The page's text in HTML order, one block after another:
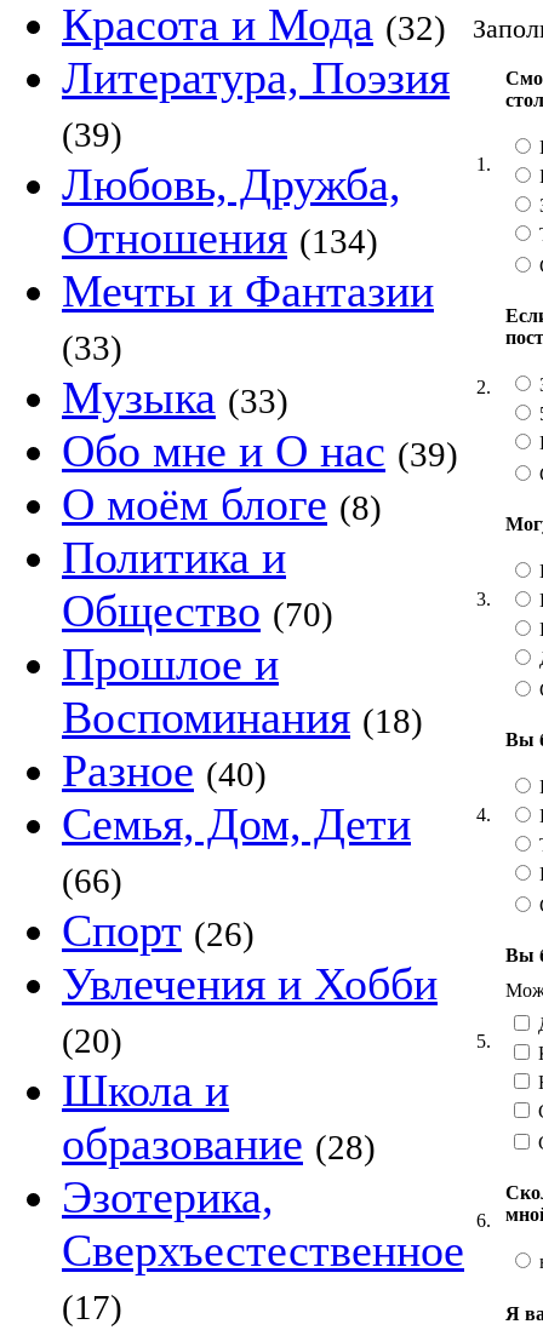
Красота и Мода (32)
Литература, Поэзия
(39)
Любовь, Дружба,
Отношения (134)
Мечты и Фантазии
(33)
Музыка (33)
Обо мне и О нас (39)
О моём блоге (8)
Политика и
Общество (70)
Прошлое и
Воспоминания (18)
Разное (40)
Семья, Дом, Дети
(66)
Спорт (26)
Увлечения и Хобби
(20)
Школа и
образование (28)
Эзотерика,
Сверхъестественное
(17)
1.
2.
3.
4.
Вы
5.
Вы
6.
Я